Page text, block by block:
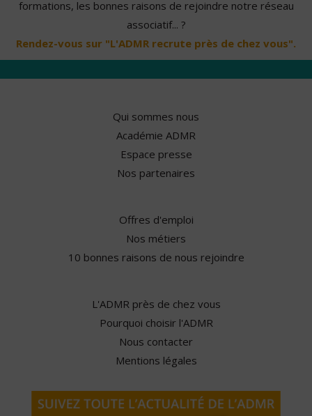
formations, les bonnes raisons de rejoindre notre réseau
associatif... ?
Rendez-vous sur "L'ADMR recrute près de chez vous".
Qui sommes nous
Académie ADMR
Espace presse
Nos partenaires
Offres d'emploi
Nos métiers
10 bonnes raisons de nous rejoindre
L'ADMR près de chez vous
Pourquoi choisir l'ADMR
Nous contacter
Mentions légales